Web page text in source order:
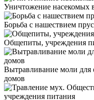
Уничтожение насекомых
Борьба с нашествием
Общепиты, учреждения
Вытравливание моли
домов